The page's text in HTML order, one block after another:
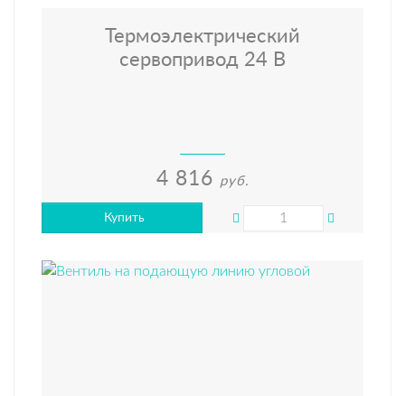
Термоэлектрический
сервопривод 24 В
4 816 руб.
Купить